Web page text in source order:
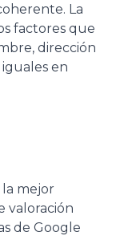
La
factores que
dirección
en
la mejor
valoración
de Google